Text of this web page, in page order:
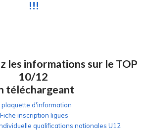
!!!
les informations sur le TOP
10/12
téléchargeant
plaquette d'information
Fiche inscription ligues
qualifications nationales U12